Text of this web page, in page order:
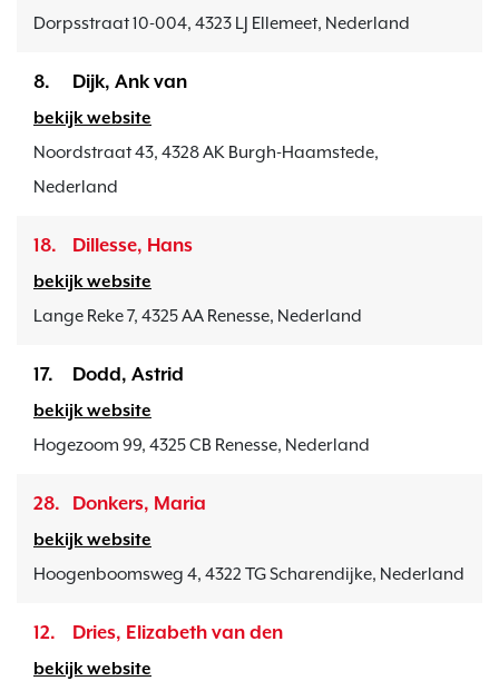
Dorpsstraat 10-004, 4323 LJ Ellemeet, Nederland
8. Dijk, Ank van
bekijk website
Noordstraat 43, 4328 AK Burgh-Haamstede,
Nederland
18. Dillesse, Hans
bekijk website
Lange Reke 7, 4325 AA Renesse, Nederland
17. Dodd, Astrid
bekijk website
Hogezoom 99, 4325 CB Renesse, Nederland
28. Donkers, Maria
bekijk website
Hoogenboomsweg 4, 4322 TG Scharendijke, Nederland
12. Dries, Elizabeth van den
bekijk website